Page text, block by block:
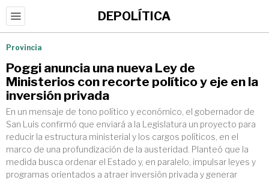
DEPOLÍTICA
Provincia
Poggi anuncia una nueva Ley de
Ministerios con recorte político y eje en la
inversión privada
En un mensaje de tono político y económico, el gobernador de
San Luis confirmó que enviará a la Legislatura un proyecto para
reducir la estructura ministerial y los cargos políticos, en el
marco de una profundización de la austeridad. Planteó que la
medida busca ordenar el Estado y, en paralelo, impulsar leyes y
programas orientados a atraer inversión privada y generar